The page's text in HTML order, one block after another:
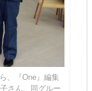
、『One』編集
さん、同グルー